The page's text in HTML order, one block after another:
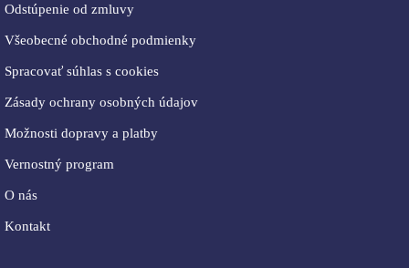
Odstúpenie od zmluvy
Všeobecné obchodné podmienky
Spracovať súhlas s cookies
Zásady ochrany osobných údajov
Možnosti dopravy a platby
Vernostný program
O nás
Kontakt